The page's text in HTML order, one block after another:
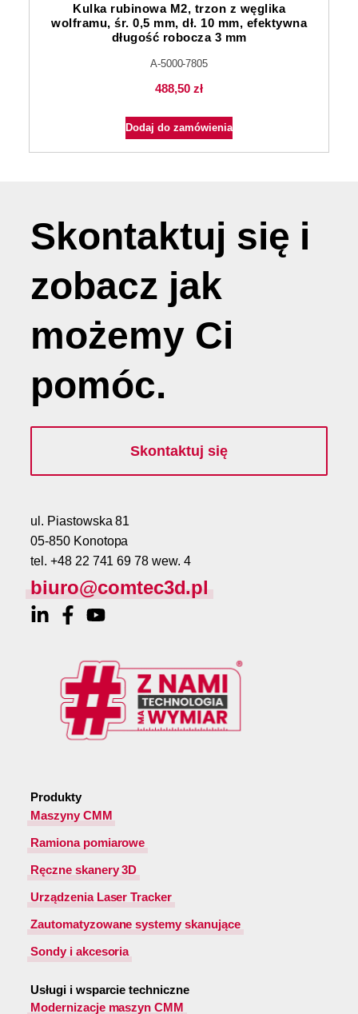
Kulka rubinowa M2, trzon z węglika
wolframu, śr. 0,5 mm, dł. 10 mm, efektywna
długość robocza 3 mm
A-5000-7805
488,50 zł
Dodaj do zamówienia
Skontaktuj się i
zobacz jak
możemy Ci
pomóc.
Skontaktuj się
ul. Piastowska 81
05-850 Konotopa
tel. +48 22 741 69 78 wew. 4
biuro@comtec3d.pl
Produkty
Maszyny CMM
Ramiona pomiarowe
Ręczne skanery 3D
Urządzenia Laser Tracker
Zautomatyzowane systemy skanujące
Sondy i akcesoria
Usługi i wsparcie techniczne
Modernizacje maszyn CMM